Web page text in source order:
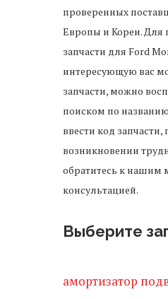
проверенных
Европы и Кореи. Для
запчасти для Ford
интересующую вас
запчасти, можно
поиском по
ввести код запчасти,
возникновении
обратитесь к нашим
консультацией.
Выберите
амортизатор